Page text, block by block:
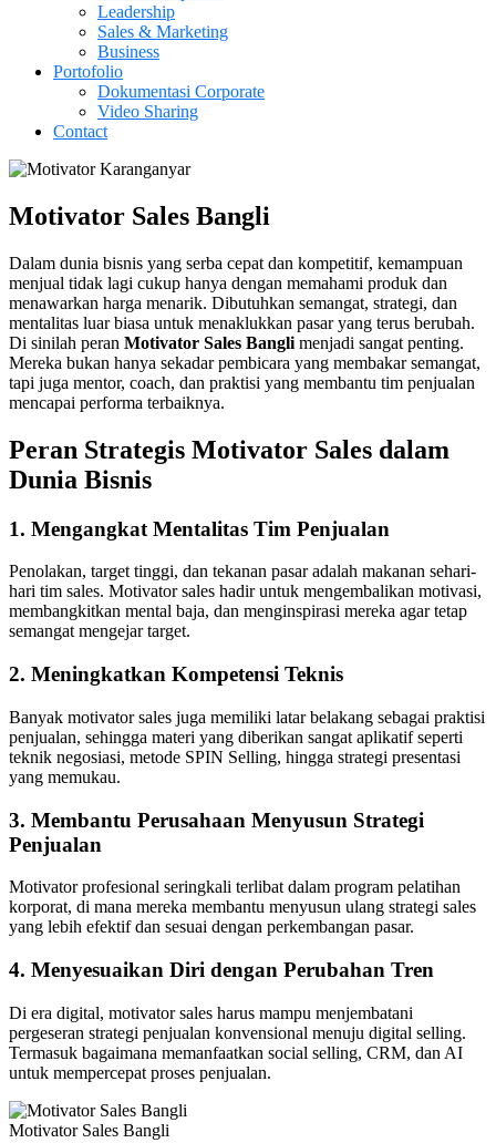
Leadership
Sales & Marketing
Business
Portofolio
Dokumentasi Corporate
Video Sharing
Contact
Motivator Sales Bangli
Dalam dunia bisnis yang serba cepat dan kompetitif, kemampuan
menjual tidak lagi cukup hanya dengan memahami produk dan
menawarkan harga menarik. Dibutuhkan semangat, strategi, dan
mentalitas luar biasa untuk menaklukkan pasar yang terus berubah.
Di sinilah peran Motivator Sales Bangli menjadi sangat penting.
Mereka bukan hanya sekadar pembicara yang membakar semangat,
tapi juga mentor, coach, dan praktisi yang membantu tim penjualan
mencapai performa terbaiknya.
Peran Strategis Motivator Sales dalam
Dunia Bisnis
1. Mengangkat Mentalitas Tim Penjualan
Penolakan, target tinggi, dan tekanan pasar adalah makanan sehari-
hari tim sales. Motivator sales hadir untuk mengembalikan motivasi,
membangkitkan mental baja, dan menginspirasi mereka agar tetap
semangat mengejar target.
2. Meningkatkan Kompetensi Teknis
Banyak motivator sales juga memiliki latar belakang sebagai praktisi
penjualan, sehingga materi yang diberikan sangat aplikatif seperti
teknik negosiasi, metode SPIN Selling, hingga strategi presentasi
yang memukau.
3. Membantu Perusahaan Menyusun Strategi
Penjualan
Motivator profesional seringkali terlibat dalam program pelatihan
korporat, di mana mereka membantu menyusun ulang strategi sales
yang lebih efektif dan sesuai dengan perkembangan pasar.
4. Menyesuaikan Diri dengan Perubahan Tren
Di era digital, motivator sales harus mampu menjembatani
pergeseran strategi penjualan konvensional menuju digital selling.
Termasuk bagaimana memanfaatkan social selling, CRM, dan AI
untuk mempercepat proses penjualan.
Motivator Sales Bangli